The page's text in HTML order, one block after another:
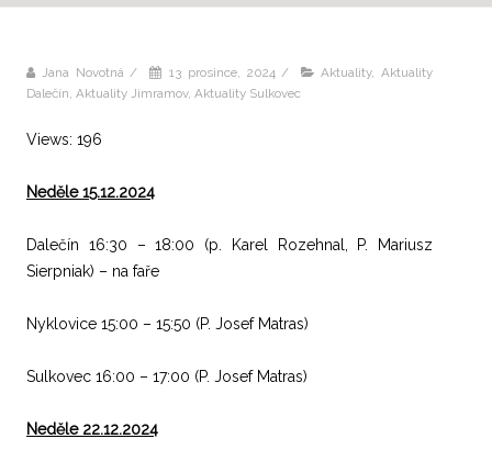
Jana Novotná / 13 prosince, 2024 / Aktuality,Aktuality
Dalečín, Aktuality Jimramov, Aktuality Sulkovec
Views: 196
Neděle 15.12.2024
Dalečín 16:30 – 18:00 (p. Karel Rozehnal, P. Mariusz
Sierpniak) – na faře
Nyklovice 15:00 – 15:50 (P. Josef Matras)
Sulkovec 16:00 – 17:00 (P. Josef Matras)
Neděle 22.12.2024